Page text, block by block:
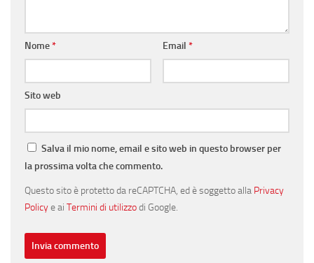
Nome* Email *
Sito web
Salva il mio nome, email e sito web in questo browser per
la prossima volta che commento.
Questo sito è protetto da reCAPTCHA, ed è soggetto alla Privacy
Policye ai Termini di utilizzodi Google.